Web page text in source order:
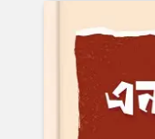
Breadcrumb